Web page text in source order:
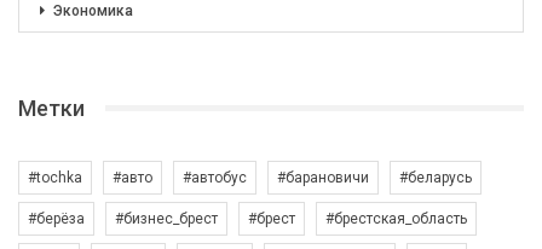
Экономика
Метки
#tochka #авто #автобус #барановичи #беларусь
#берёза #бизнес_брест #брест #брестская_область